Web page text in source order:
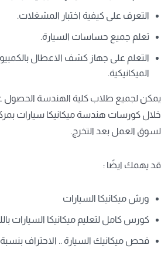
التعرف على كيفية اختبار المشغلات.
تعلم جميع حساسات السيارة.
التعلم على جهاز كشف الاعطال
الميكانيكية.
يمكن لجميع طلاب كلية الهندسة
خلال كورسات هندسة ميكانيكا سيارات
لسوق العمل بعد التخرج.
قد يهمك ايضًا :
ورش ميكانيكا السيارات
كورس كامل لتعليم ميكانيكا السيارات
فحص ميكانيك السيارة .. الاحتراف بنسبة 100% من الصفر